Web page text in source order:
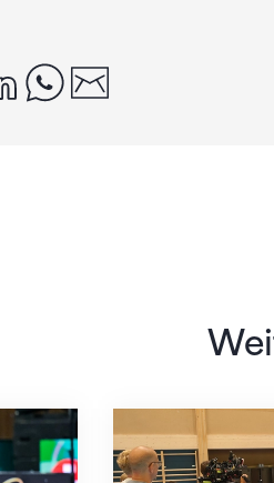
linkedinwhatsapp
Mit klaren